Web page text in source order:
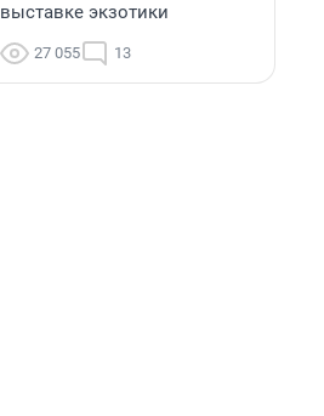
выставке экзотики
27 055 13